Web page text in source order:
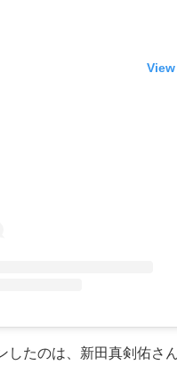
したのは、新田真剣佑さ